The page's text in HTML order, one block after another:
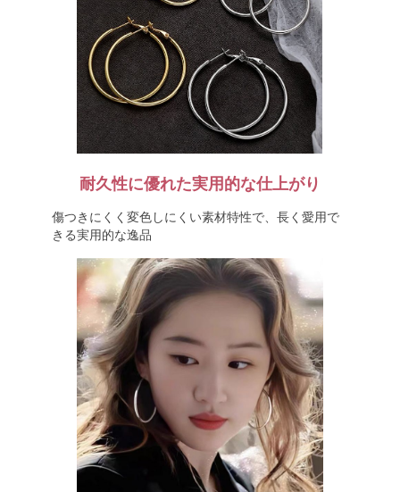
耐久性に優れた実用的な仕上がり
傷つきにくく変色しにくい素材特性で、長く愛用で
きる実用的な逸品